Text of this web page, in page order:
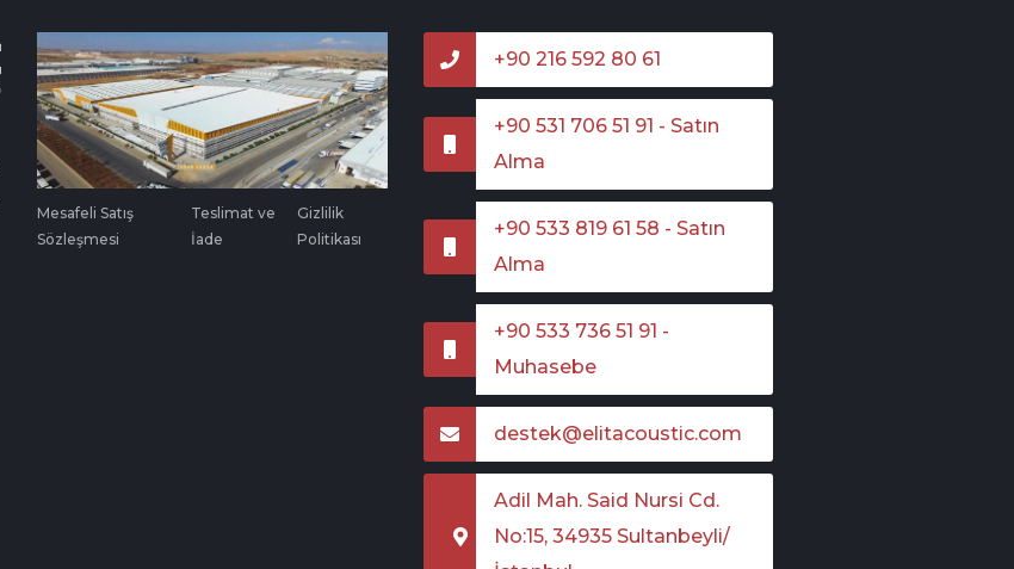
Mesafeli Satış
Sözleşmesi
Teslimat ve
İade
Gizlilik
Politikası
+90 216 592 80 61
+90 531 706 51 91 - Satın
Alma
+90 533 819 61 58 - Satın
Alma
+90 533 736 51 91 -
Muhasebe
destek@elitacoustic.com
Adil Mah. Said Nursi Cd.
No:15, 34935 Sultanbeyli/